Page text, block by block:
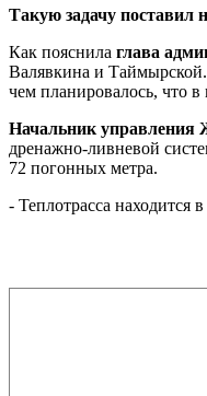
Такую задачу поставил
Как пояснила глава
Валявкина и Таймырской.
чем планировалось, что
Начальник управления
дренажно-ливневой
72 погонных метра.
- Теплотрасса